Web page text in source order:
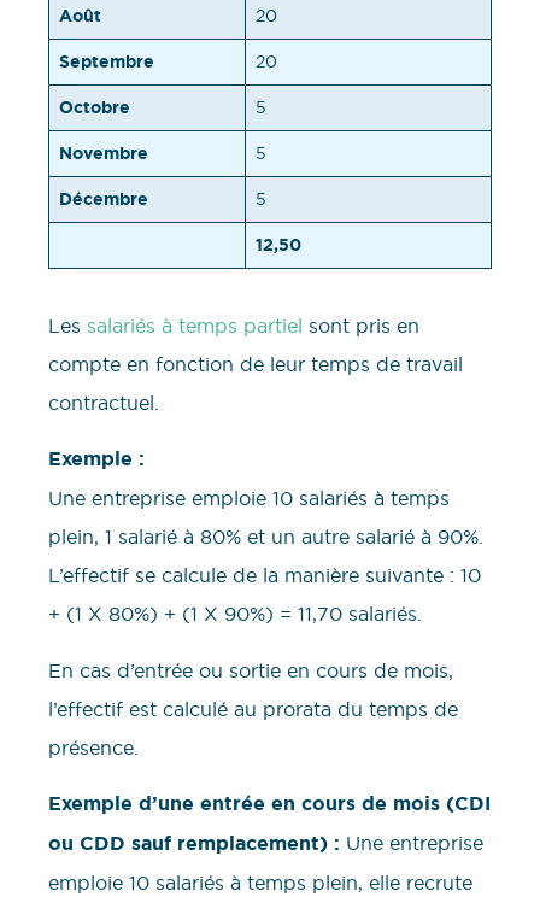
Août 20
Septembre 20
Octobre 5
Novembre 5
Décembre 5
12,50
Les salariés à temps partiel sont pris en
compte en fonction de leur temps de travail
contractuel.
Exemple :
Une entreprise emploie 10 salariés à temps
plein, 1 salarié à 80% et un autre salarié à 90%.
L’effectif se calcule de la manière suivante : 10
+ (1 X 80%) + (1 X 90%) = 11,70 salariés.
En cas d’entrée ou sortie en cours de mois,
l’effectif est calculé au prorata du temps de
présence.
Exemple d’une entrée en cours de mois (CDI
ou CDD sauf remplacement) : Une entreprise
emploie 10 salariés à temps plein, elle recrute